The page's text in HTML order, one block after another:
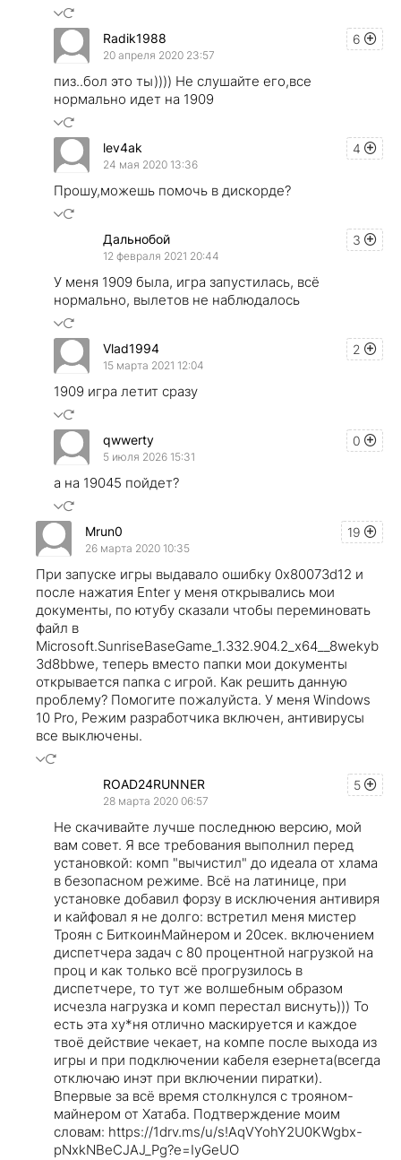
6
Radik1988
20 апреля 2020 23:57
пиз..бол это ты)))) Не слушайте его,все
нормально идет на 1909
4
lev4ak
24 мая 2020 13:36
Прошу,можешь помочь в дискорде?
3
Дальнобой
12 февраля 2021 20:44
У меня 1909 была, игра запустилась, всё
нормально, вылетов не наблюдалось
2
Vlad1994
15 марта 2021 12:04
1909 игра летит сразу
0
qwwerty
5 июля 2026 15:31
а на 19045 пойдет?
19
Mrun0
26 марта 2020 10:35
При запуске игры выдавало ошибку 0x80073d12 и
после нажатия Enter у меня открывались мои
документы, по ютубу сказали чтобы переминовать
файл в
Microsoft.SunriseBaseGame_1.332.904.2_x64__8wekyb
3d8bbwe, теперь вместо папки мои документы
открывается папка с игрой. Как решить данную
проблему? Помогите пожалуйста. У меня Windows
10 Pro, Режим разработчика включен, антивирусы
все выключены.
5
ROAD24RUNNER
28 марта 2020 06:57
Не скачивайте лучше последнюю версию, мой
вам совет. Я все требования выполнил перед
установкой: комп "вычистил" до идеала от хлама
в безопасном режиме. Всё на латинице, при
установке добавил форзу в исключения антивиря
и кайфовал я не долго: встретил меня мистер
Троян с БиткоинМайнером и 20сек. включением
диспетчера задач с 80 процентной нагрузкой на
проц и как только всё прогрузилось в
диспетчере, то тут же волшебным образом
исчезла нагрузка и комп перестал виснуть))) То
есть эта ху*ня отлично маскируется и каждое
твоё действие чекает, на компе после выхода из
игры и при подключении кабеля езернета(всегда
отключаю инэт при включении пиратки).
Впервые за всё время столкнулся с трояном-
майнером от Хатаба. Подтверждение моим
словам: https://1drv.ms/u/s!AqVYohY2U0KWgbx-
pNxkNBeCJAJ_Pg?e=IyGeUO